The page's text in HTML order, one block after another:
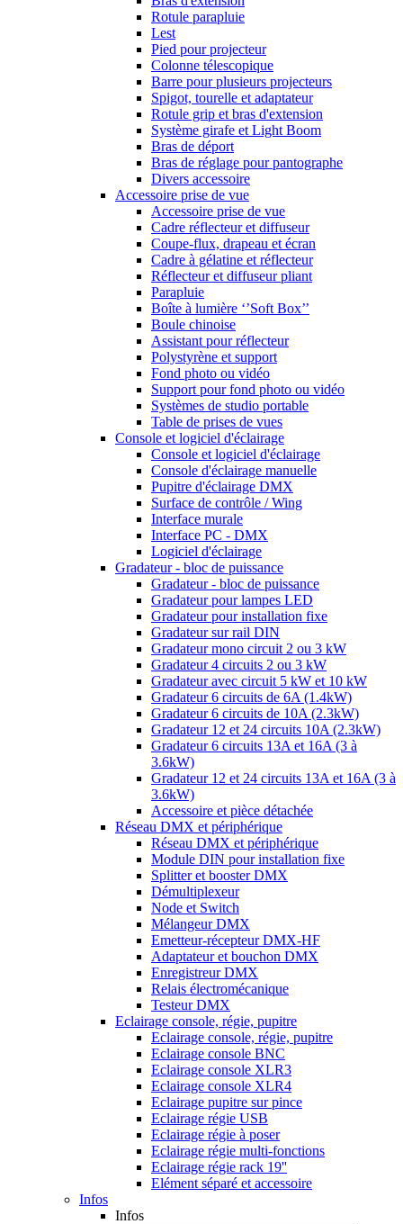
Rotule parapluie
Lest
Pied pour projecteur
Colonne télescopique
Barre pour plusieurs projecteurs
Spigot, tourelle et adaptateur
Rotule grip et bras d'extension
Système girafe et Light Boom
Bras de déport
Bras de réglage pour pantographe
Divers accessoire
Accessoire prise de vue
Accessoire prise de vue
Cadre réflecteur et diffuseur
Coupe-flux, drapeau et écran
Cadre à gélatine et réflecteur
Réflecteur et diffuseur pliant
Parapluie
Boîte à lumière ‘’Soft Box’’
Boule chinoise
Assistant pour réflecteur
Polystyrène et support
Fond photo ou vidéo
Support pour fond photo ou vidéo
Systèmes de studio portable
Table de prises de vues
Console et logiciel d'éclairage
Console et logiciel d'éclairage
Console d'éclairage manuelle
Pupitre d'éclairage DMX
Surface de contrôle / Wing
Interface murale
Interface PC - DMX
Logiciel d'éclairage
Gradateur - bloc de puissance
Gradateur - bloc de puissance
Gradateur pour lampes LED
Gradateur pour installation fixe
Gradateur sur rail DIN
Gradateur mono circuit 2 ou 3 kW
Gradateur 4 circuits 2 ou 3 kW
Gradateur avec circuit 5 kW et 10 kW
Gradateur 6 circuits de 6A (1.4kW)
Gradateur 6 circuits de 10A (2.3kW)
Gradateur 12 et 24 circuits 10A (2.3kW)
Gradateur 6 circuits 13A et 16A (3 à
3.6kW)
Gradateur 12 et 24 circuits 13A et 16A (3 à
3.6kW)
Accessoire et pièce détachée
Réseau DMX et périphérique
Réseau DMX et périphérique
Module DIN pour installation fixe
Splitter et booster DMX
Démultiplexeur
Node et Switch
Mélangeur DMX
Emetteur-récepteur DMX-HF
Adaptateur et bouchon DMX
Enregistreur DMX
Relais électromécanique
Testeur DMX
Eclairage console, régie, pupitre
Eclairage console, régie, pupitre
Eclairage console BNC
Eclairage console XLR3
Eclairage console XLR4
Eclairage pupitre sur pince
Eclairage régie USB
Eclairage régie à poser
Eclairage régie multi-fonctions
Eclairage régie rack 19''
Elément séparé et accessoire
Infos
Infos